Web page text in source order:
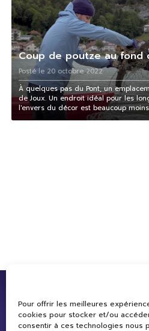
Pour offrir les meilleures
cookies pour stocker et/ou
consentir à ces technologies nous
Coup de poutze au fond
Posté le 20 octobre 2022
À quelques pas du Pont, un
de Joux. Un endroit idéal pour les
l'envers du décor est beaucoup